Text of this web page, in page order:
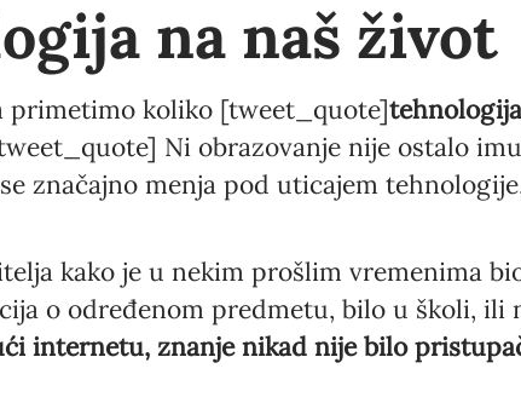
na naš život
primetimo koliko [tweet_quote]
Ni obrazovanje nije ostalo
značajno menja pod uticajem
kako je u nekim prošlim vremenima
o određenom predmetu, bilo u školi, ili
internetu, znanje nikad nije bilo
Online education
The Early Years Blog
Program updates
SUBSCRIBE
agree with Privacy Policy